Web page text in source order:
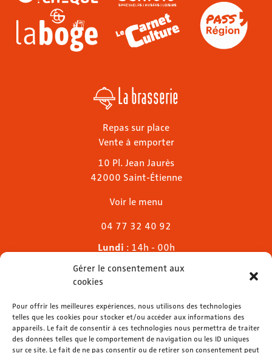
Gérer le consentement aux
cookies
Pour offrir les meilleures expériences, nous utilisons des technologies
telles que les cookies pour stocker et/ou accéder aux informations des
appareils. Le fait de consentir à ces technologies nous permettra de traiter
des données telles que le comportement de navigation ou les ID uniques
sur ce site. Le fait de ne pas consentir ou de retirer son consentement peut
La brasserie
Repas sur place
Vente à emporter
10 Pl. Jean Jaurès
42000 Saint-Étienne
Voir le menu
04 77 32 40 92
Lundi : 14h - 00h
Mardi & mercredi
Jeudi
Dimanche: 11h - 00h